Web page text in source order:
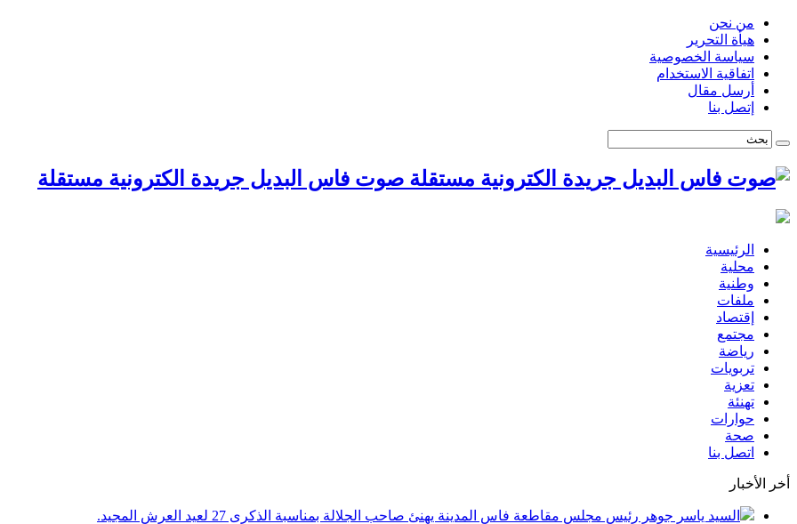
من نحن
هيأة التحرير
سياسة الخصوصية
اتفاقية الاستخدام
أرسل مقال
إتصل بنا
صوت فاس البديل جريدة الكترونية مستقلة
الرئيسية
محلية
وطنية
ملفات
إقتصاد
مجتمع
رياضة
تربويات
تعزية
تهنئة
حوارات
صحة
اتصل بنا
أخر الأخبار
السيد ياسر جوهر رئيس مجلس مقاطعة فاس المدينة يهنئ صاحب الجلالة بمناسبة الذكرى 27 لعيد العرش المجيد.